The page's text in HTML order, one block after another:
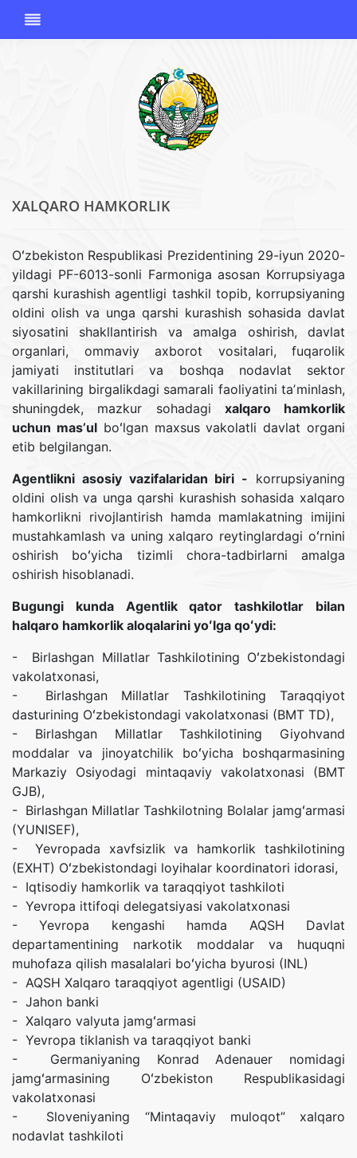
KORRUPSIYAGA
QARSHI
KURASHISH
AGENTLIGI
XALQARO HAMKORLIK
Oʻzbekiston Respublikasi Prezidentining 29-iyun 2020-
yildagi PF-6013-sonli Farmoniga asosan Korrupsiyaga
qarshi kurashish agentligi tashkil topib, korrupsiyaning
oldini olish va unga qarshi kurashish sohasida davlat
siyosatini shakllantirish va amalga oshirish, davlat
organlari, ommaviy axborot vositalari, fuqarolik
jamiyati institutlari va boshqa nodavlat sektor
vakillarining birgalikdagi samarali faoliyatini taʼminlash,
shuningdek, mazkur sohadagi xalqaro hamkorlik
uchun masʼulboʻlgan maxsus vakolatli davlat organi
etib belgilangan.
Agentlikni asosiy vazifalaridan biri - korrupsiyaning
oldini olish va unga qarshi kurashish sohasida xalqaro
hamkorlikni rivojlantirish hamda mamlakatning imijini
mustahkamlash va uning xalqaro reytinglardagi oʻrnini
oshirish boʻyicha tizimli chora-tadbirlarni amalga
oshirish hisoblanadi.
Bugungi kunda Agentlik qator tashkilotlar bilan
halqaro hamkorlik aloqalarini yoʻlga qoʻydi:
- Birlashgan Millatlar Tashkilotining Oʻzbekistondagi
vakolatxonasi,
- Birlashgan Millatlar Tashkilotining Taraqqiyot
dasturining Oʻzbekistondagi vakolatxonasi (BMT TD),
- Birlashgan Millatlar Tashkilotining Giyohvand
moddalar va jinoyatchilik boʻyicha boshqarmasining
Markaziy Osiyodagi mintaqaviy vakolatxonasi (BMT
GJB),
- Birlashgan Millatlar Tashkilotning Bolalar jamgʻarmasi
(YUNISEF),
- Yevropada xavfsizlik va hamkorlik tashkilotining
(EXHT) Oʻzbekistondagi loyihalar koordinatori idorasi,
- Iqtisodiy hamkorlik va taraqqiyot tashkiloti
- Yevropa ittifoqi delegatsiyasi vakolatxonasi
- Yevropa kengashi hamda AQSH Davlat
departamentining narkotik moddalar va huquqni
muhofaza qilish masalalari boʻyicha byurosi (INL)
- AQSH Xalqaro taraqqiyot agentligi (USAID)
- Jahon banki
- Xalqaro valyuta jamgʻarmasi
- Yevropa tiklanish va taraqqiyot banki
- Germaniyaning Konrad Adenauer nomidagi
jamgʻarmasining Oʻzbekiston Respublikasidagi
vakolatxonasi
- Sloveniyaning “Mintaqaviy muloqot” xalqaro
nodavlat tashkiloti